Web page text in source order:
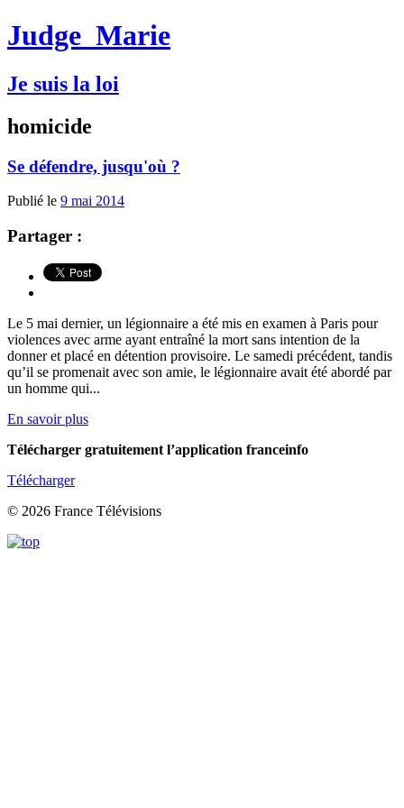
Judge Marie
Je suis la loi
homicide
Se défendre, jusqu'où ?
Publié le 9 mai 2014
Partager :
Le 5 mai dernier, un légionnaire a été mis en examen à Paris pour
violences avec arme ayant entraîné la mort sans intention de la
donner et placé en détention provisoire. Le samedi précédent, tandis
qu’il se promenait avec son amie, le légionnaire avait été abordé par
un homme qui...
En savoir plus
Télécharger gratuitement l’application franceinfo
Télécharger
© 2026 France Télévisions